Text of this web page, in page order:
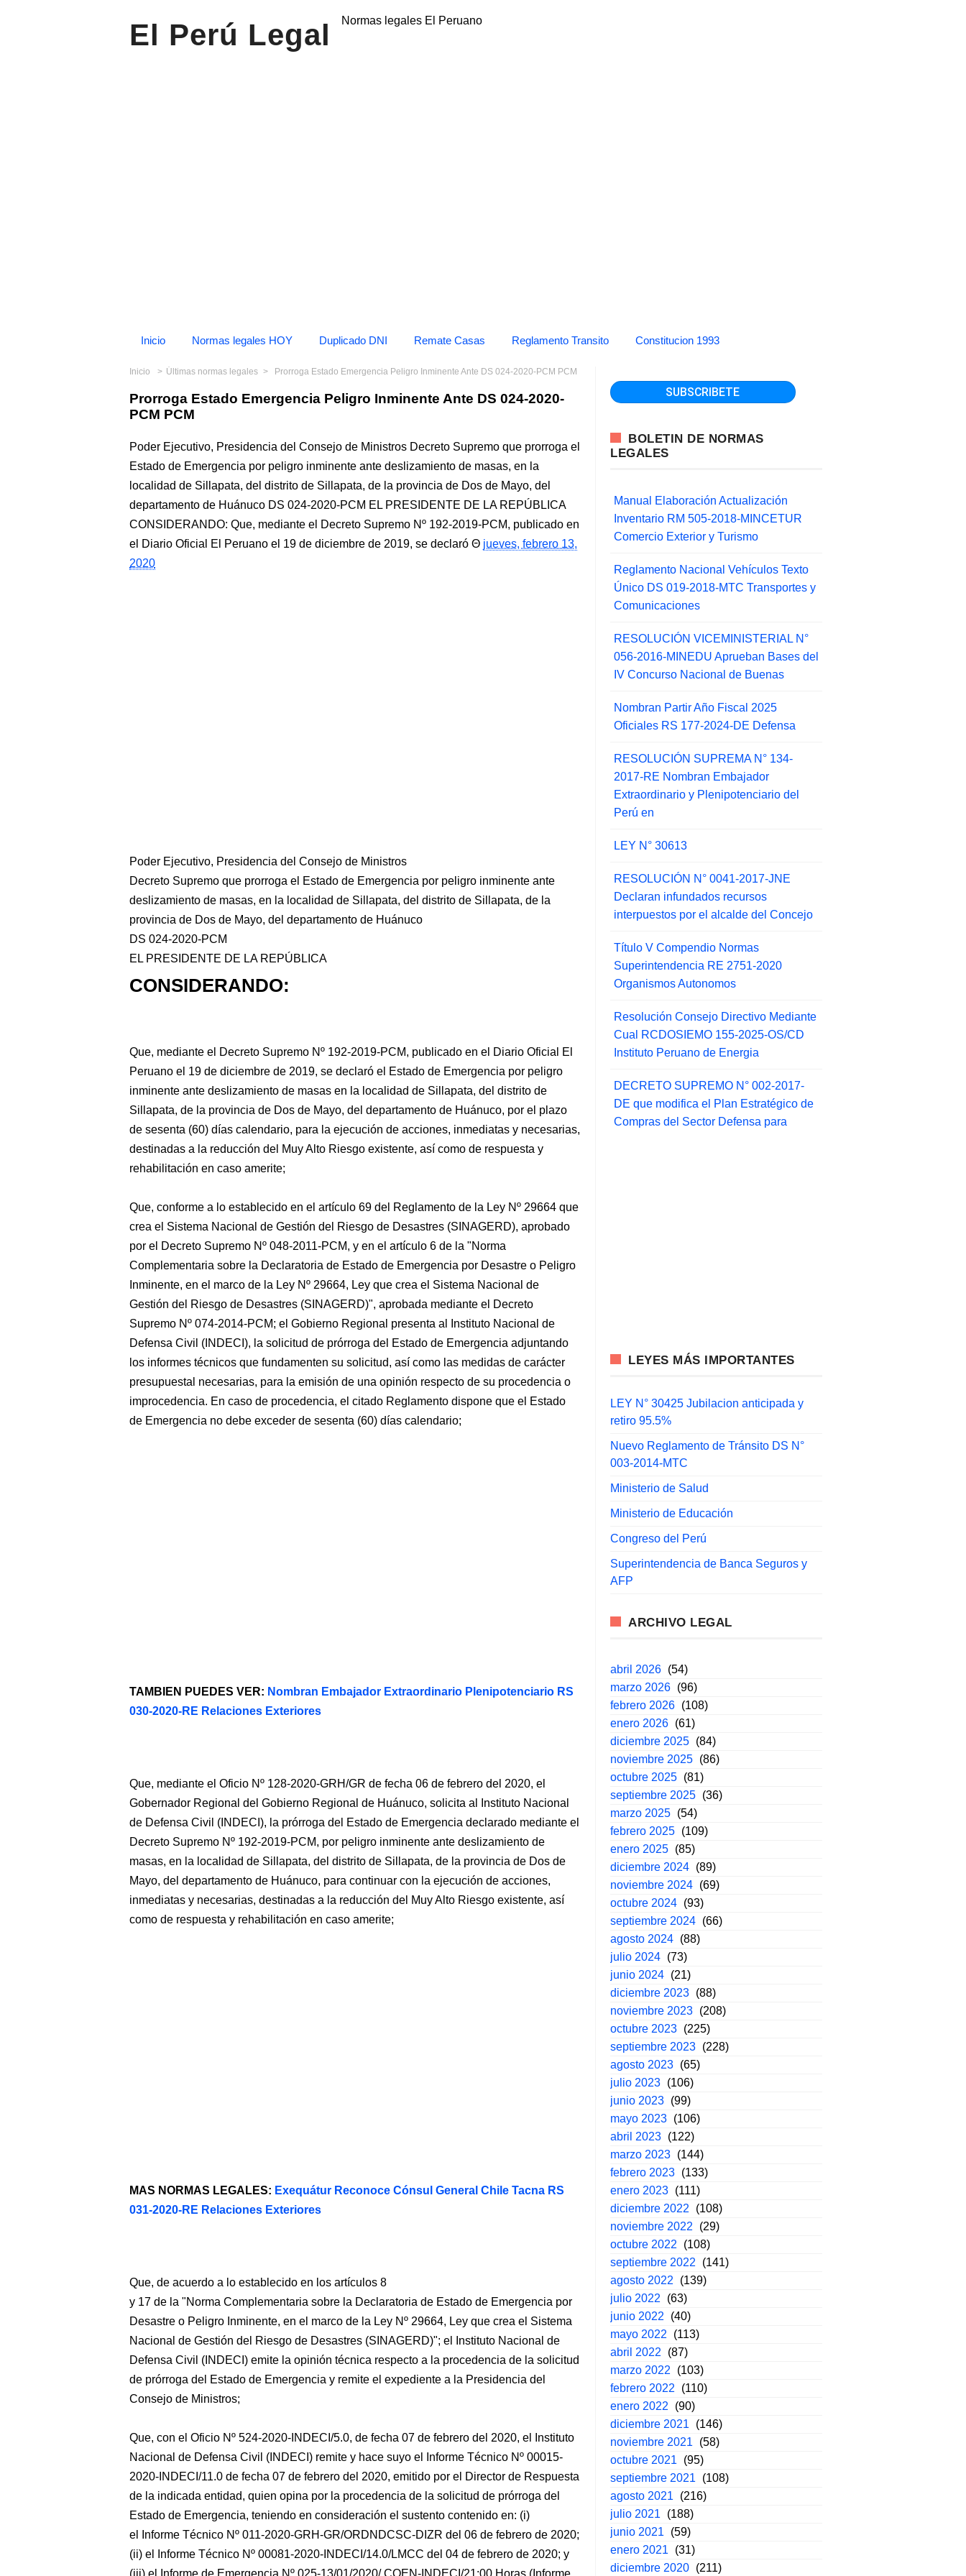
El Perú Legal Normas legales El Peruano
Inicio Normas legales HOY Duplicado DNI Remate Casas Reglamento Transito Constitucion 1993
Inicio Últimas normas legales Prorroga Estado Emergencia Peligro Inminente Ante DS 024-2020-PCM PCM
Prorroga Estado Emergencia Peligro Inminente Ante DS 024-2020-
PCM PCM
Poder Ejecutivo, Presidencia del Consejo de Ministros Decreto Supremo que prorroga el
Estado de Emergencia por peligro inminente ante deslizamiento de masas, en la
localidad de Sillapata, del distrito de Sillapata, de la provincia de Dos de Mayo, del
departamento de Huánuco DS 024-2020-PCM EL PRESIDENTE DE LA REPÚBLICA
CONSIDERANDO: Que, mediante el Decreto Supremo Nº 192-2019-PCM, publicado en
el Diario Oficial El Peruano el 19 de diciembre de 2019, se declaró
jueves, febrero 13,
2020
Poder Ejecutivo, Presidencia del Consejo de Ministros
Decreto Supremo que prorroga el Estado de Emergencia por peligro inminente ante
deslizamiento de masas, en la localidad de Sillapata, del distrito de Sillapata, de la
provincia de Dos de Mayo, del departamento de Huánuco
DS 024-2020-PCM
EL PRESIDENTE DE LA REPÚBLICA
CONSIDERANDO:
Que, mediante el Decreto Supremo Nº 192-2019-PCM, publicado en el Diario Oficial El
Peruano el 19 de diciembre de 2019, se declaró el Estado de Emergencia por peligro
inminente ante deslizamiento de masas en la localidad de Sillapata, del distrito de
Sillapata, de la provincia de Dos de Mayo, del departamento de Huánuco, por el plazo
de sesenta (60) días calendario, para la ejecución de acciones, inmediatas y necesarias,
destinadas a la reducción del Muy Alto Riesgo existente, así como de respuesta y
rehabilitación en caso amerite;
Que, conforme a lo establecido en el artículo 69 del Reglamento de la Ley Nº 29664 que
crea el Sistema Nacional de Gestión del Riesgo de Desastres (SINAGERD), aprobado
por el Decreto Supremo Nº 048-2011-PCM, y en el artículo 6 de la "Norma
Complementaria sobre la Declaratoria de Estado de Emergencia por Desastre o Peligro
Inminente, en el marco de la Ley Nº 29664, Ley que crea el Sistema Nacional de
Gestión del Riesgo de Desastres (SINAGERD)", aprobada mediante el Decreto
Supremo Nº 074-2014-PCM; el Gobierno Regional presenta al Instituto Nacional de
Defensa Civil (INDECI), la solicitud de prórroga del Estado de Emergencia adjuntando
los informes técnicos que fundamenten su solicitud, así como las medidas de carácter
presupuestal necesarias, para la emisión de una opinión respecto de su procedencia o
improcedencia. En caso de procedencia, el citado Reglamento dispone que el Estado
de Emergencia no debe exceder de sesenta (60) días calendario;
TAMBIEN PUEDES VER: Nombran Embajador Extraordinario Plenipotenciario RS
030-2020-RE Relaciones Exteriores
Que, mediante el Oficio Nº 128-2020-GRH/GR de fecha 06 de febrero del 2020, el
Gobernador Regional del Gobierno Regional de Huánuco, solicita al Instituto Nacional
de Defensa Civil (INDECI), la prórroga del Estado de Emergencia declarado mediante el
Decreto Supremo Nº 192-2019-PCM, por peligro inminente ante deslizamiento de
masas, en la localidad de Sillapata, del distrito de Sillapata, de la provincia de Dos de
Mayo, del departamento de Huánuco, para continuar con la ejecución de acciones,
inmediatas y necesarias, destinadas a la reducción del Muy Alto Riesgo existente, así
como de respuesta y rehabilitación en caso amerite;
MAS NORMAS LEGALES: Exequátur Reconoce Cónsul General Chile Tacna RS
031-2020-RE Relaciones Exteriores
Que, de acuerdo a lo establecido en los artículos 8
y 17 de la "Norma Complementaria sobre la Declaratoria de Estado de Emergencia por
Desastre o Peligro Inminente, en el marco de la Ley Nº 29664, Ley que crea el Sistema
Nacional de Gestión del Riesgo de Desastres (SINAGERD)"; el Instituto Nacional de
Defensa Civil (INDECI) emite la opinión técnica respecto a la procedencia de la solicitud
de prórroga del Estado de Emergencia y remite el expediente a la Presidencia del
Consejo de Ministros;
Que, con el Oficio Nº 524-2020-INDECI/5.0, de fecha 07 de febrero del 2020, el Instituto
Nacional de Defensa Civil (INDECI) remite y hace suyo el Informe Técnico Nº 00015-
2020-INDECI/11.0 de fecha 07 de febrero del 2020, emitido por el Director de Respuesta
de la indicada entidad, quien opina por la procedencia de la solicitud de prórroga del
Estado de Emergencia, teniendo en consideración el sustento contenido en: (i)
el Informe Técnico Nº 011-2020-GRH-GR/ORDNDCSC-DIZR del 06 de febrero de 2020;
(ii) el Informe Técnico Nº 00081-2020-INDECI/14.0/LMCC del 04 de febrero de 2020; y
(iii) el Informe de Emergencia Nº 025-13/01/2020/ COEN-INDECI/21:00 Horas (Informe
BOLETIN DE NORMAS
LEGALES
Manual Elaboración Actualización
Inventario RM 505-2018-MINCETUR
Comercio Exterior y Turismo
Reglamento Nacional Vehículos Texto
Único DS 019-2018-MTC Transportes y
Comunicaciones
RESOLUCIÓN VICEMINISTERIAL N°
056-2016-MINEDU Aprueban Bases del
IV Concurso Nacional de Buenas
Nombran Partir Año Fiscal 2025
Oficiales RS 177-2024-DE Defensa
RESOLUCIÓN SUPREMA N° 134-
2017-RE Nombran Embajador
Extraordinario y Plenipotenciario del
Perú en
LEY N° 30613
RESOLUCIÓN N° 0041-2017-JNE
Declaran infundados recursos
interpuestos por el alcalde del Concejo
Título V Compendio Normas
Superintendencia RE 2751-2020
Organismos Autonomos
Resolución Consejo Directivo Mediante
Cual RCDOSIEMO 155-2025-OS/CD
Instituto Peruano de Energia
DECRETO SUPREMO N° 002-2017-
DE que modifica el Plan Estratégico de
Compras del Sector Defensa para
LEYES MÁS IMPORTANTES
LEY N° 30425 Jubilacion anticipada y
retiro 95.5%
Nuevo Reglamento de Tránsito DS N°
003-2014-MTC
Ministerio de Salud
Ministerio de Educación
Congreso del Perú
Superintendencia de Banca Seguros y
AFP
ARCHIVO LEGAL
abril 2026 (54)
marzo 2026 (96)
febrero 2026 (108)
enero 2026 (61)
diciembre 2025 (84)
noviembre 2025 (86)
octubre 2025 (81)
septiembre 2025 (36)
marzo 2025 (54)
febrero 2025 (109)
enero 2025 (85)
diciembre 2024 (89)
noviembre 2024 (69)
octubre 2024 (93)
septiembre 2024 (66)
agosto 2024 (88)
julio 2024 (73)
junio 2024 (21)
diciembre 2023 (88)
noviembre 2023 (208)
octubre 2023 (225)
septiembre 2023 (228)
agosto 2023 (65)
julio 2023 (106)
junio 2023 (99)
mayo 2023 (106)
abril 2023 (122)
marzo 2023 (144)
febrero 2023 (133)
enero 2023 (111)
diciembre 2022
(108)
noviembre 2022
(29)
octubre 2022
(108)
septiembre 2022
(141)
agosto 2022
(139)
julio 2022
(63)
junio 2022
(40)
mayo 2022
(113)
abril 2022
(87)
marzo 2022
(103)
febrero 2022
(110)
enero 2022
(90)
diciembre 2021
(146)
noviembre 2021
(58)
octubre 2021
(95)
septiembre 2021
(108)
agosto 2021
(216)
julio 2021
(188)
junio 2021
(59)
enero 2021
(31)
diciembre 2020 (211)